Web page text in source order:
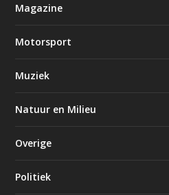
Magazine
Motorsport
Muziek
Natuur en Milieu
Overige
Politiek